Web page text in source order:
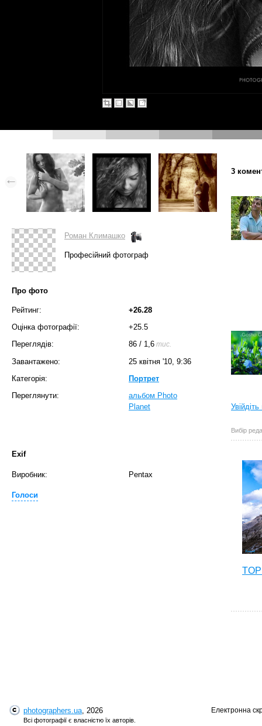
Роман Климашко
Професійний фотограф
Про фото
Рейтинг:
+26.28
Оцінка фотографії:
+25.5
Переглядів:
86 / 1,6 тис.
Завантажено:
25 квітня '10, 9:36
Категорія:
Портрет
Переглянути:
альбом Photo
Planet
Exif
Виробник: Pentax
Голоси
3
Вибір
photographers.ua, 2026
Всі фотографії є власністю їх авторів.
Електронна